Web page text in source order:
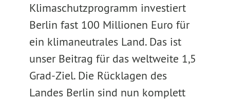
Klimaschutzprogramm investiert
Berlin fast 100 Millionen Euro für
ein klimaneutrales Land. Das ist
unser Beitrag für das weltweite 1,5
Grad-Ziel. Die Rücklagen des
Landes Berlin sind nun komplett